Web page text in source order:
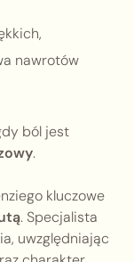
nawrotów
ból jest
.
kluczowe
. Specjalista
uwzględniając